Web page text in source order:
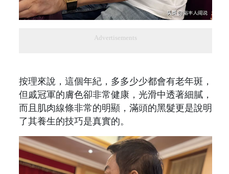
Advertisements
按理來說，這個年紀，多多少少都會有老年斑，
但戚冠軍的膚色卻非常健康，光滑中透著細膩，
而且肌肉線條非常的明顯，滿頭的黑髮更是說明
了其養生的技巧是真實的。